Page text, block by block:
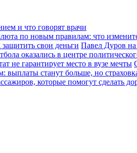
и что говорят врачи
по новым правилам: что
свои деньги Павел Дуров на
оказались в центре
не гарантирует место в вузе мечты
станут больше, но
которые помогут сделать